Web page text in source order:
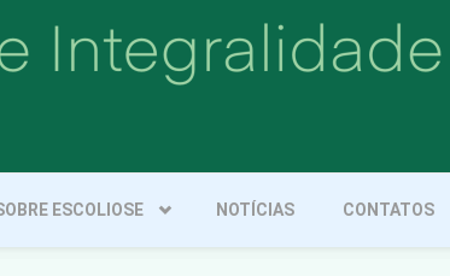
ESCOLIOSE NOTÍCIAS CONTATOS